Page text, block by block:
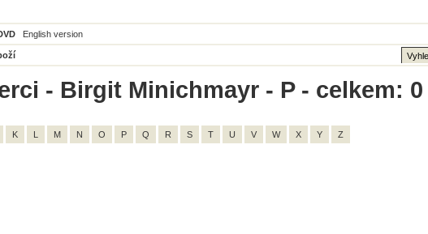
English version
- Birgit Minichmayr - P - celkem: 0
K L M N O P Q R S T U V W X Y Z